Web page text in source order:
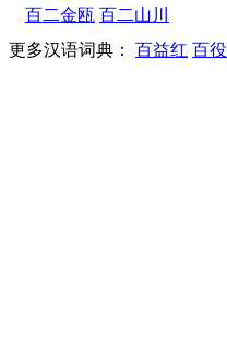
百二金瓯 百二山川
更多汉语词典： 百益红 百役